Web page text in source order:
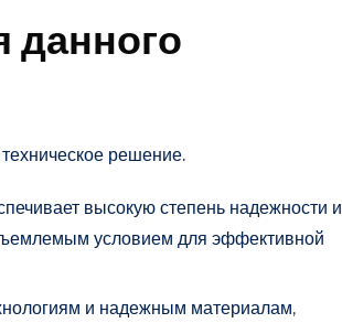
данного
решение.
высокую степень надежности и
условием для эффективной
и надежным материалам,